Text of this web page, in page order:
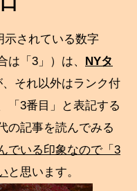
示されている数字
は「3」）は、
NYタ
、それ以外はランク付
「3番目」と表記する
の記事を読んでみる
でいる印象なので「3
と思います。